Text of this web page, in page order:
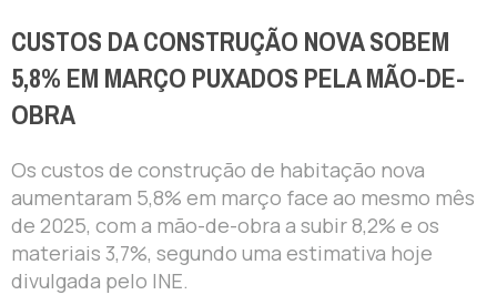
CUSTOS DA CONSTRUÇÃO NOVA SOBEM
5,8% EM MARÇO PUXADOS PELA MÃO-DE-
OBRA
Os custos de construção de habitação nova
aumentaram 5,8% em março face ao mesmo mês
de 2025, com a mão-de-obra a subir 8,2% e os
materiais 3,7%, segundo uma estimativa hoje
divulgada pelo INE.